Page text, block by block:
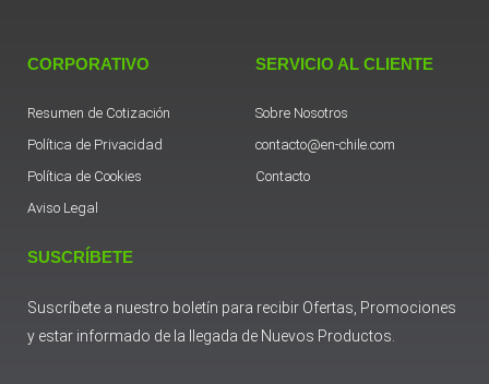
CORPORATIVO
Resumen de Cotización
Política de Privacidad
Política de Cookies
Aviso Legal
SERVICIO AL CLIENTE
Sobre Nosotros
contacto@en-chile.com
Contacto
SUSCRÍBETE
Suscríbete a nuestro boletín para recibir Ofertas, Promociones
y estar informado de la llegada de Nuevos Productos.